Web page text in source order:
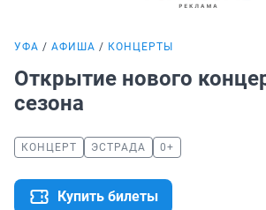
УФА АФИША КОНЦЕРТЫ
Открытие нового
сезона
КОНЦЕРТ ЭСТРАДА 0+
Купить билеты